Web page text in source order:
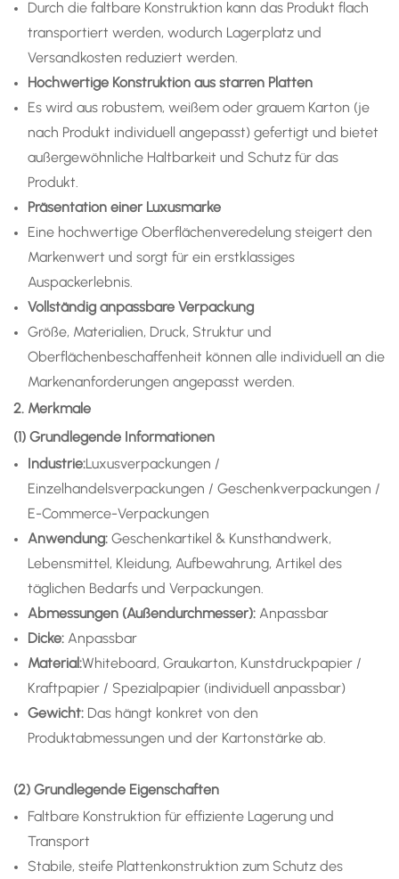
Durch die faltbare Konstruktion kann das Produkt flach
transportiert werden, wodurch Lagerplatz und
Versandkosten reduziert werden.
Hochwertige Konstruktion aus starren Platten
Es wird aus robustem, weißem oder grauem Karton (je
nach Produkt individuell angepasst) gefertigt und bietet
außergewöhnliche Haltbarkeit und Schutz für das
Produkt.
Präsentation einer Luxusmarke
Eine hochwertige Oberflächenveredelung steigert den
Markenwert und sorgt für ein erstklassiges
Auspackerlebnis.
Vollständig anpassbare Verpackung
Größe, Materialien, Druck, Struktur und
Oberflächenbeschaffenheit können alle individuell an die
Markenanforderungen angepasst werden.
2. Merkmale
(1) Grundlegende Informationen
Industrie:Luxusverpackungen /
Einzelhandelsverpackungen / Geschenkverpackungen /
E-Commerce-Verpackungen
Anwendung: Geschenkartikel & Kunsthandwerk,
Lebensmittel, Kleidung, Aufbewahrung, Artikel des
täglichen Bedarfs und Verpackungen.
Abmessungen (Außendurchmesser): Anpassbar
Dicke: Anpassbar
Material:Whiteboard, Graukarton, Kunstdruckpapier /
Kraftpapier / Spezialpapier (individuell anpassbar)
Gewicht: Das hängt konkret von den
Produktabmessungen und der Kartonstärke ab.
(2) Grundlegende Eigenschaften
Faltbare Konstruktion für effiziente Lagerung und
Transport
Stabile, steife Plattenkonstruktion zum Schutz des